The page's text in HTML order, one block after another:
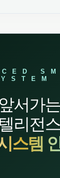
서가
리전스
스템